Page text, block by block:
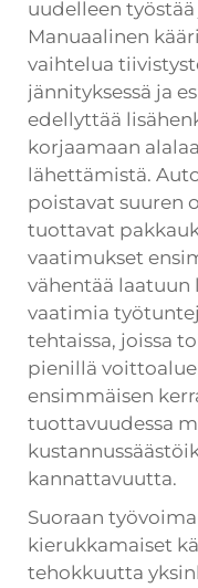
uudelleen
Manuaalinen
vaihtelua
jännityksessä ja
edellyttää
korjaamaan
lähettämistä.
poistavat suuren
tuottavat
vaatimukset
vähentää
vaatimia
tehtaissa, joissa
pienillä
ensimmäisen
tuottavuudessa
kannattavuutta.
Suoraan
kierukkamaiset
tehokkuutta